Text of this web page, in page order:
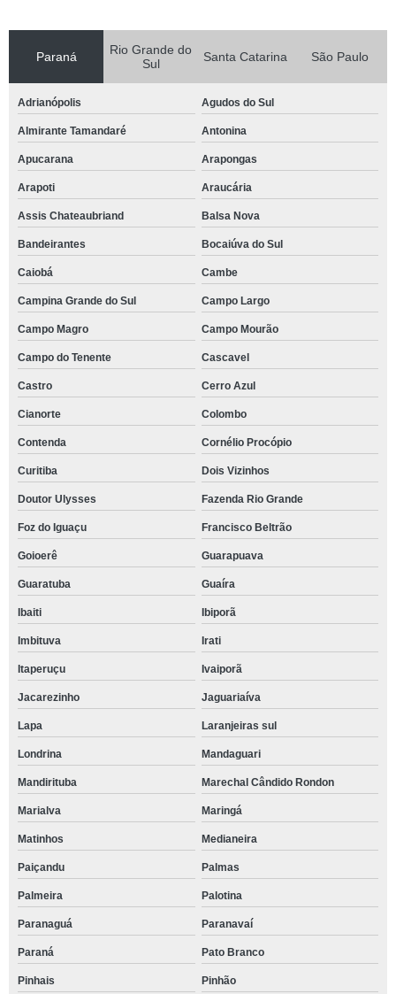
Paraná
Rio Grande do
Sul
Santa Catarina São Paulo
Adrianópolis Agudos do Sul
Almirante Tamandaré Antonina
Apucarana Arapongas
Arapoti Araucária
Assis Chateaubriand Balsa Nova
Bandeirantes Bocaiúva do Sul
Caiobá Cambe
Campina Grande do Sul Campo Largo
Campo Magro Campo Mourão
Campo do Tenente Cascavel
Castro Cerro Azul
Cianorte Colombo
Contenda Cornélio Procópio
Curitiba Dois Vizinhos
Doutor Ulysses Fazenda Rio Grande
Foz do Iguaçu Francisco Beltrão
Goioerê Guarapuava
Guaratuba Guaíra
Ibaiti Ibiporã
Imbituva Irati
Itaperuçu Ivaiporã
Jacarezinho Jaguariaíva
Lapa Laranjeiras sul
Londrina Mandaguari
Mandirituba Marechal Cândido Rondon
Marialva Maringá
Matinhos Medianeira
Paiçandu Palmas
Palmeira Palotina
Paranaguá Paranavaí
Paraná Pato Branco
Pinhais Pinhão